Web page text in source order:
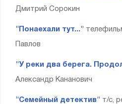
Дмитрий Сорокин
"Понаехали тут..."
Павлов
"У реки два берега.
Александр Кананович
"Семейный детектив" т/с,